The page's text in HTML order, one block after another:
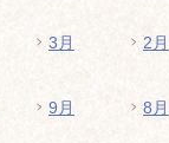
3月 2月
9月 8月